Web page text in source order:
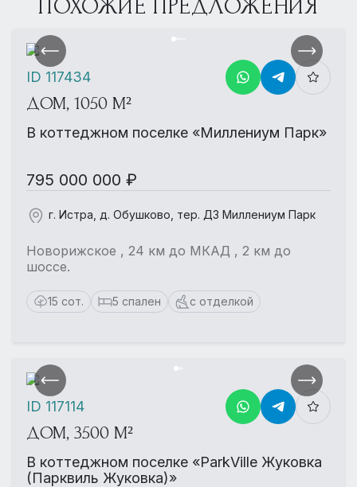
ПОХОЖИЕ ПРЕДЛОЖЕНИЯ
ДОМ, 1050 М²
В коттеджном поселке «Миллениум Парк»
795 000 000 ₽
г. Истра, д. Обушково, тер. ДЗ Миллениум Парк
Новорижское , 24 км до МКАД , 2 км до
шоссе.
15 сот. 5 спален с отделкой
ID 117434
ДОМ, 3500 М²
В коттеджном поселке «ParkVille Жуковка
(Парквиль Жуковка)»
ID 117114